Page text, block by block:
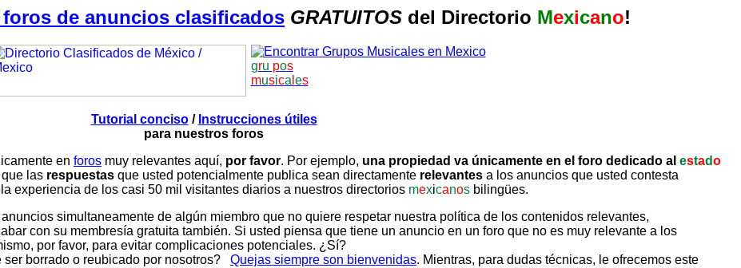
foros de anuncios clasificados GRATUITOS del Directorio Mexicano!
gru pos
musica es
Tutorial conciso/ Instrucciones útiles
para nuestros foros
en foros muy relevantes aquí, por favor. Por ejemplo, una propiedad va únicamente en el foro dedicado al estado
que las respuestas que usted potencialmente publica sean directamente relevantes a los anuncios que usted contesta
experiencia de los casi 50 mil visitantes diarios a nuestros directorios mexicanos bilingües.
simultaneamente de algún miembro que no quiere respetar nuestra política de los contenidos relevantes,
con su membresía gratuita también. Si usted piensa que tiene un anuncio en un foro que no es muy relevante a los
por favor, para evitar complicaciones potenciales. ¿Sí?
ser borrado o reubicado por nosotros? Quejas siempre son bienvenidas. Mientras, para dudas técnicas, le ofrecemos este